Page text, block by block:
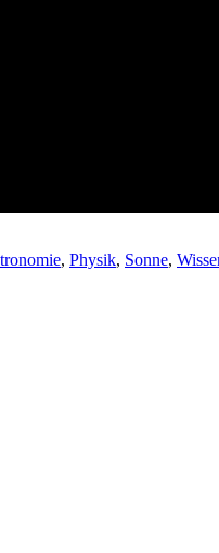
, Physik, Sonne,